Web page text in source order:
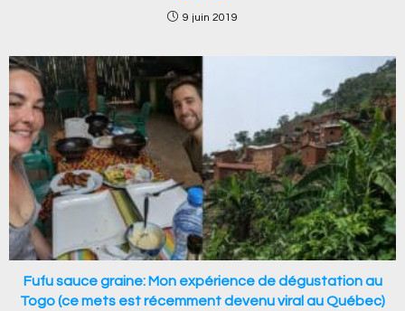
9 juin 2019
Fufu sauce graine: Mon expérience de dégustation au
Togo (ce mets est récemment devenu viral au Québec)